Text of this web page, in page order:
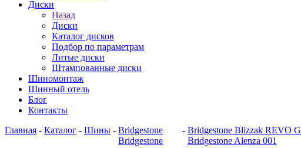
Диски
Назад
Диски
Каталог дисков
Подбор по параметрам
Литые диски
Штампованные диски
Шиномонтаж
Шинный отель
Блог
Контакты
Главная - Каталог - Шины - Bridgestone
Bridgestone
- Bridgestone Blizzak REVO
Bridgestone Alenza 001